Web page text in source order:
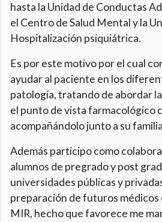
hasta la Unidad de Conductas
el Centro de Salud Mental y la
Hospitalización psiquiátrica.
Es por este motivo por el cual
ayudar al paciente en los
patología, tratando de abordar
el punto de vista farmacológico
acompañándolo junto a su
Además participo como
alumnos de pregrado y post
universidades públicas y
preparación de futuros médicos
MIR, hecho que favorece me